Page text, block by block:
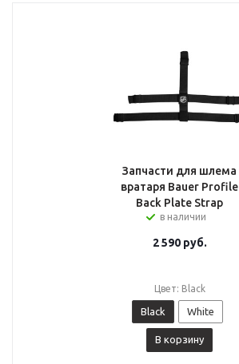
Запчасти для шлема
вратаря Bauer Profile
Back Plate Strap
в наличии
2 590руб.
Цвет: Black
Black White
В корзину